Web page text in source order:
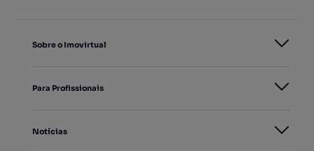
Sobre o Imovirtual
Para Profissionais
Notícias